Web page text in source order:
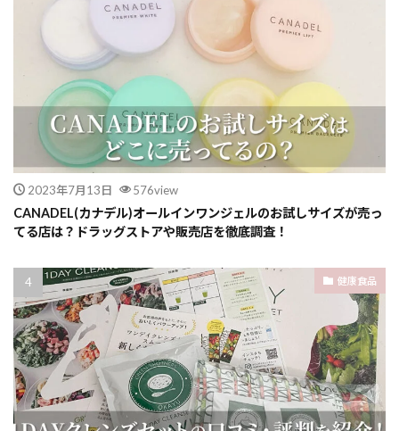
2023年7月13日 576view
CANADEL(カナデル)オールインワンジェルのお試しサイズが売っ
てる店は？ドラッグストアや販売店を徹底調査！
健康食品